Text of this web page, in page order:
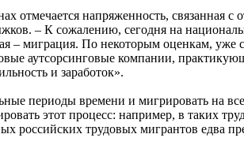
напряженность, связанная с
– К сожалению, сегодня на
– миграция. По некоторым оценкам,
аутсорсинговые компании,
и заработок».
периоды времени и мигрировать на
этот процесс: например, в таких
российских трудовых мигрантов едва